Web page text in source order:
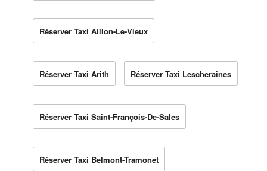
Réserver Taxi Aillon-Le-Vieux
Réserver Taxi Arith Réserver Taxi Lescheraines
Réserver Taxi Saint-François-De-Sales
Réserver Taxi Belmont-Tramonet